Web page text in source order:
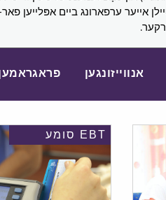
אייער ערפארונג ביים אפּלייען
אנווייזונגען פראגראמען
EBT סומע